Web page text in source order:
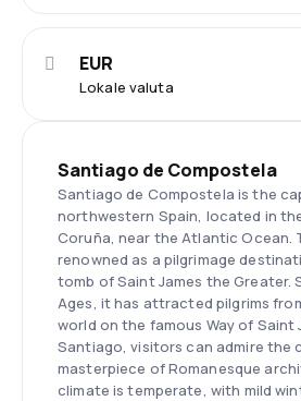
Lokale valuta
EUR
Santiago de Compostela
Santiago de Compostela is the
northwestern Spain, located in
Coruña, near the Atlantic Ocean.
renowned as a pilgrimage
tomb of Saint James the Greater.
Ages, it has attracted pilgrims
world on the famous Way of Saint
Santiago, visitors can admire the
masterpiece of Romanesque
climate is temperate, with mild